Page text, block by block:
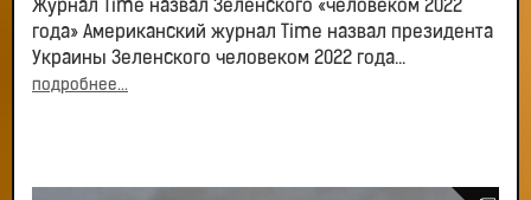
Журнал Time назвал Зеленского «человеком 2022
года» Американский журнал Time назвал президента
Украины Зеленского человеком 2022 года...
подробнее...